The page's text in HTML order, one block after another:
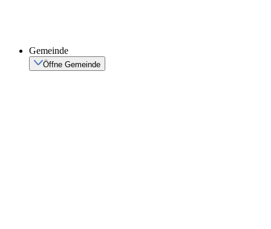
Gemeinde
Öffne Gemeinde